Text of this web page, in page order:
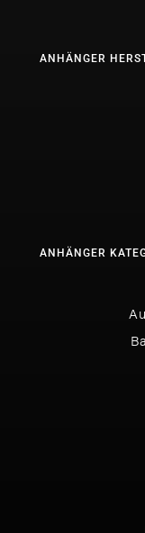
ANHÄNGER
ANHÄNGER